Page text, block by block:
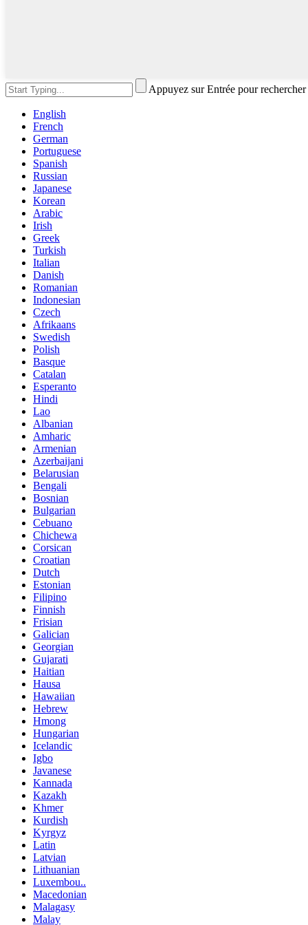
Appuyez sur Entrée pour
English
French
German
Portuguese
Spanish
Russian
Japanese
Korean
Arabic
Irish
Greek
Turkish
Italian
Danish
Romanian
Indonesian
Czech
Afrikaans
Swedish
Polish
Basque
Catalan
Esperanto
Hindi
Lao
Albanian
Amharic
Armenian
Azerbaijani
Belarusian
Bengali
Bosnian
Bulgarian
Cebuano
Chichewa
Corsican
Croatian
Dutch
Estonian
Filipino
Finnish
Frisian
Galician
Georgian
Gujarati
Haitian
Hausa
Hawaiian
Hebrew
Hmong
Hungarian
Icelandic
Igbo
Javanese
Kannada
Kazakh
Khmer
Kurdish
Kyrgyz
Latin
Latvian
Lithuanian
Luxembou..
Macedonian
Malagasy
Malay